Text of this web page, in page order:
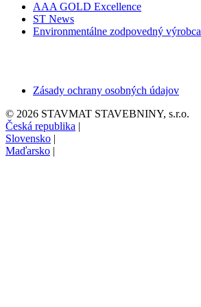
AAA GOLD Excellence
ST News
Environmentálne zodpovedný výrobca
Zásady ochrany osobných údajov
© 2026 STAVMAT STAVEBNINY, s.r.o.
Česká republika |
Slovensko |
Maďarsko |